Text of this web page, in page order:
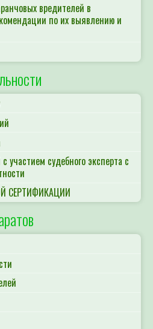
вредителей в
по их выявлению и
участием судебного эксперта с
СЕРТИФИКАЦИИ